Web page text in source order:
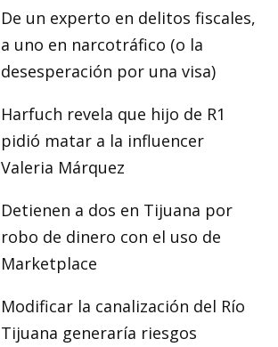
De un experto en delitos fiscales,
a uno en narcotráfico (o la
desesperación por una visa)
Harfuch revela que hijo de R1
pidió matar a la influencer
Valeria Márquez
Detienen a dos en Tijuana por
robo de dinero con el uso de
Marketplace
Modificar la canalización del Río
Tijuana generaría riesgos